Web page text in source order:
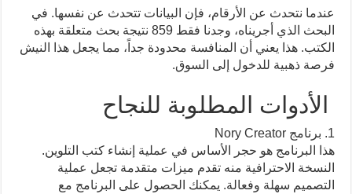
عندما نتحدث عن الأرقام، فإن البيانات تتحدث عن نفسها. في
البحث الذي أجريناه، وجدنا فقط 859 نتيجة بحث متعلقة بهذه
الكتب. هذا يعني أن المنافسة محدودة جداً، مما يجعل هذا النيش
فرصة ذهبية للدخول إلى السوق.
الأدوات المطلوبة للنجاح
1. برنامج Nory Creator
هذا البرنامج هو حجر الأساس في عملية إنشاء كتب التلوين.
النسخة الاحترافية منه تقدم ميزات متقدمة تجعل عملية
التصميم سهلة وفعالة. يمكنك الحصول على البرنامج مع